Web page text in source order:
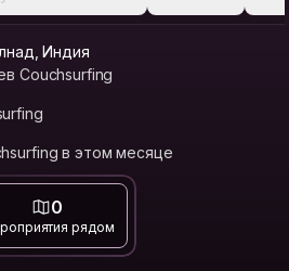
Индия
Couchsurfing
в этом месяце
0
рядом